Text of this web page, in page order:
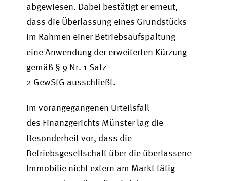
abgewiesen. Dabei bestätigt er erneut,
dass die Überlassung eines Grundstücks
im Rahmen einer Betriebsaufspaltung
eine Anwendung der erweiterten Kürzung
gemäß § 9 Nr. 1 Satz
2 GewStG ausschließt.
Im vorangegangenen Urteilsfall
des Finanzgerichts Münster lag die
Besonderheit vor, dass die
Betriebsgesellschaft über die überlassene
Immobilie nicht extern am Markt tätig